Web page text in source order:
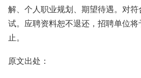
解、个人职业规划、期望待遇。对
试。应聘资料恕不退还，招聘单位
止。
原文出处：